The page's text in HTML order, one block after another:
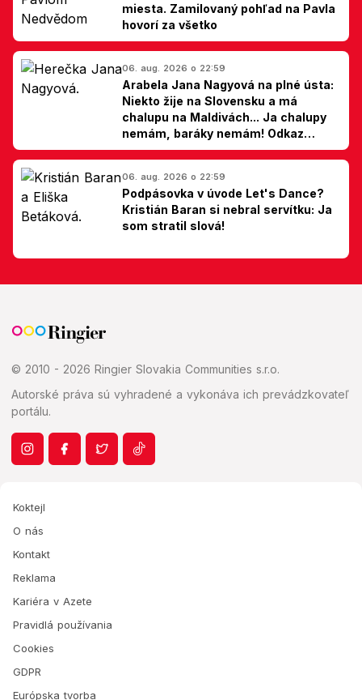
miesta. Zamilovaný pohľad na Pavla
hovorí za všetko
06. aug. 2026 o 22:59
Arabela Jana Nagyová na plné ústa:
Niekto žije na Slovensku a má
chalupu na Maldivách... Ja chalupy
nemám, baráky nemám! Odkaz
Slovákom
06. aug. 2026 o 22:59
Podpásovka v úvode Let's Dance?
Kristián Baran si nebral servítku: Ja
som stratil slová!
© 2010 - 2026 Ringier Slovakia Communities s.r.o.
Autorské práva sú vyhradené a vykonáva ich prevádzkovateľ
portálu.
Koktejl
O nás
Kontakt
Reklama
Kariéra v Azete
Pravidlá používania
Cookies
GDPR
Európska tvorba